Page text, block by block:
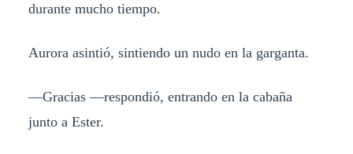
durante mucho tiempo.
Aurora asintió, sintiendo un nudo en la garganta.
—Gracias —respondió, entrando en la cabaña
junto a Ester.